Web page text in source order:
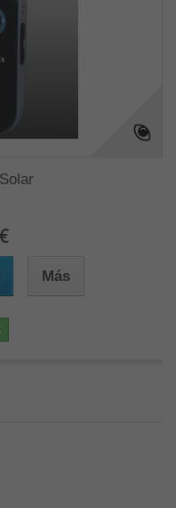
Más